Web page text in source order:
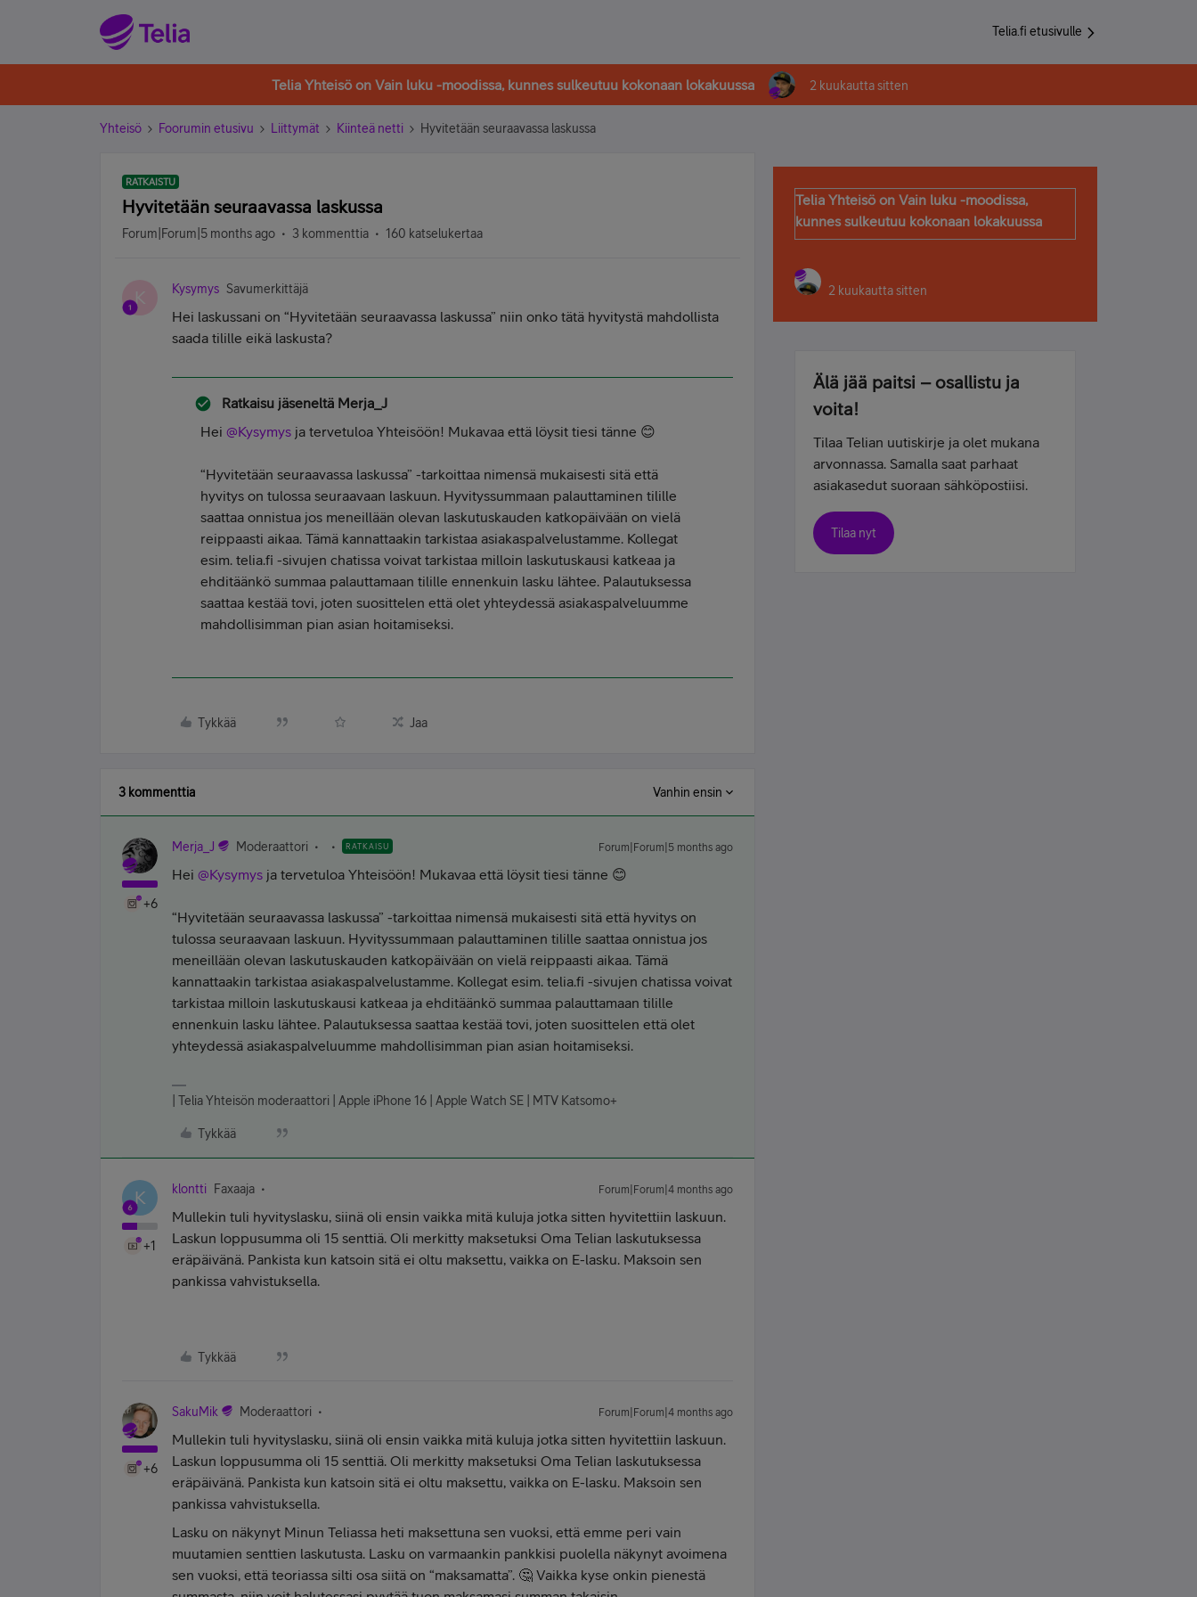
Telia.fi etusivulle
Telia Yhteisö on Vain luku -moodissa, kunnes sulkeutuu kokonaan lokakuussa 2 kuukautta sitten
Yhteisö Foorumin etusivu Liittymät Kiinteä netti Hyvitetään seuraavassa laskussa
RATKAISTU
Hyvitetään seuraavassa laskussa
Forum|Forum|5 months ago 3 kommenttia 160 katselukertaa
K Kysymys Savumerkittäjä
Hei laskussani on “Hyvitetään seuraavassa laskussa” niin onko tätä hyvitystä mahdollista
saada tilille eikä laskusta?
Ratkaisu jäseneltä Merja_J
Hei ​ @Kysymys ja tervetuloa Yhteisöön! Mukavaa että löysit tiesi tänne 😊
“Hyvitetään seuraavassa laskussa” -tarkoittaa nimensä mukaisesti sitä että
hyvitys on tulossa seuraavaan laskuun. Hyvityssummaan palauttaminen tilille
saattaa onnistua jos meneillään olevan laskutuskauden katkopäivään on vielä
reippaasti aikaa. Tämä kannattaakin tarkistaa asiakaspalvelustamme. Kollegat
esim. telia.fi -sivujen chatissa voivat tarkistaa milloin laskutuskausi katkeaa ja
ehditäänkö summaa palauttamaan tilille ennenkuin lasku lähtee. Palautuksessa
saattaa kestää tovi, joten suosittelen että olet yhteydessä asiakaspalveluumme
mahdollisimman pian asian hoitamiseksi.
Tykkää Jaa
3 kommenttia Vanhin ensin
+6
Merja_J Moderaattori RATKAISU Forum|Forum|5 months ago
Hei ​ @Kysymys ja tervetuloa Yhteisöön! Mukavaa että löysit tiesi tänne 😊
“Hyvitetään seuraavassa laskussa” -tarkoittaa nimensä mukaisesti sitä että hyvitys on
tulossa seuraavaan laskuun. Hyvityssummaan palauttaminen tilille saattaa onnistua jos
meneillään olevan laskutuskauden katkopäivään on vielä reippaasti aikaa. Tämä
kannattaakin tarkistaa asiakaspalvelustamme. Kollegat esim. telia.fi -sivujen chatissa voivat
tarkistaa milloin laskutuskausi katkeaa ja ehditäänkö summaa palauttamaan tilille
ennenkuin lasku lähtee. Palautuksessa saattaa kestää tovi, joten suosittelen että olet
yhteydessä asiakaspalveluumme mahdollisimman pian asian hoitamiseksi.
| Telia Yhteisön moderaattori | Apple iPhone 16 | Apple Watch SE | MTV Katsomo+
Tykkää
K
+1
klontti Faxaaja Forum|Forum|4 months ago
Mullekin tuli hyvityslasku, siinä oli ensin vaikka mitä kuluja jotka sitten hyvitettiin laskuun.
Laskun loppusumma oli 15 senttiä. Oli merkitty maksetuksi Oma Telian laskutuksessa
eräpäivänä. Pankista kun katsoin sitä ei oltu maksettu, vaikka on E-lasku. Maksoin sen
pankissa vahvistuksella.
Tykkää
+6
SakuMik Moderaattori Forum|Forum|4 months ago
Mullekin tuli hyvityslasku, siinä oli ensin vaikka mitä kuluja jotka sitten hyvitettiin laskuun.
Laskun loppusumma oli 15 senttiä. Oli merkitty maksetuksi Oma Telian laskutuksessa
eräpäivänä. Pankista kun katsoin sitä ei oltu maksettu, vaikka on E-lasku. Maksoin sen
pankissa vahvistuksella.
Lasku on näkynyt Minun Teliassa heti maksettuna sen vuoksi, että emme peri vain
muutamien senttien laskutusta. Lasku on varmaankin pankkisi puolella näkynyt avoimena
sen vuoksi, että teoriassa silti osa siitä on “maksamatta”. 🤔 Vaikka kyse onkin pienestä
Telia Yhteisö on Vain luku -moodissa,
kunnes sulkeutuu kokonaan lokakuussa
2 kuukautta sitten
Älä jää paitsi – osallistu ja
voita!
Tilaa Telian uutiskirje ja olet mukana
arvonnassa. Samalla saat parhaat
asiakasedut suoraan sähköpostiisi.
Tilaa nyt